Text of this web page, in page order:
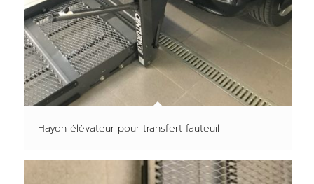
Hayon élévateur pour transfert fauteuil